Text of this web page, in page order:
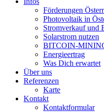
Förderungen
Photovoltaik in
Stromverkauf und
Solarstrom nutzen
BITCOIN-
Energieertrag
Was Dich erwartet
Über uns
Referenzen
Karte
Kontakt
Kontaktformular